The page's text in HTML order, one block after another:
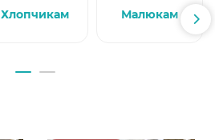
Хлопчикам Малюкам